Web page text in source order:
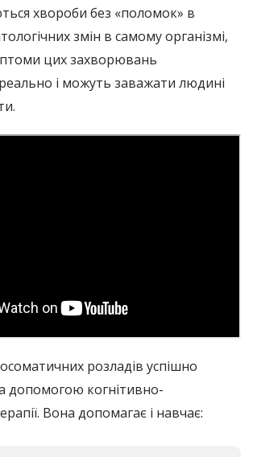
хвороби без «поломок» в
змін в самому організмі,
цих захворювань
і можуть заважати людині
розладів успішно
допомогою когнітивно-
Вона допомагає і навчає: